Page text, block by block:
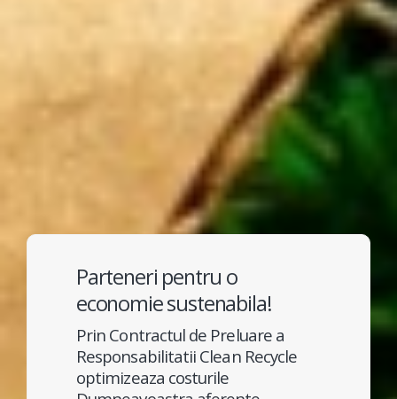
Parteneri pentru o
economie sustenabila!
Prin Contractul de Preluare a
Responsabilitatii Clean Recycle
optimizeaza costurile